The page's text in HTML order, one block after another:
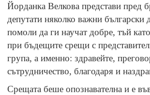
Йорданка Велкова представи пред
депутати няколко важни български
помоли да ги научат добре, тъй
при бъдещите срещи с
група, а именно: здравейте,
сътрудничество, благодаря и
Срещата беше опознавателна и е